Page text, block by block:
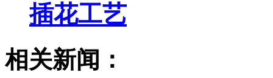
插花工艺
相关新闻：